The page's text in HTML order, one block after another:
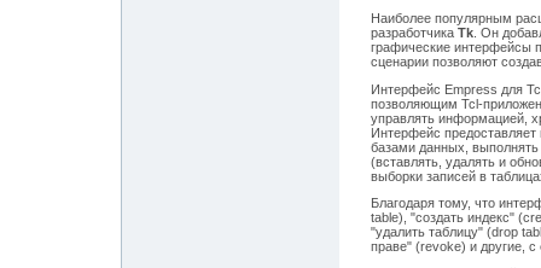
Наиболее популярным
разработчика Tk . Он
графические интерфейсы
сценарии позволяют
Интерфейс Empress для
позволяющим Tcl-
управлять информацией,
Интерфейс
базами данных,
(вставлять, удалять и
выборки записей в
Благодаря тому, что
table), "создать индекс"
"удалить таблицу" (drop
праве" (revoke) и другие,